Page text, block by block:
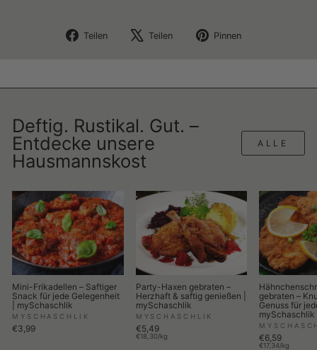
Teilen
Auf
Facebook
Teilen
Auf
Pinnen
Deftig. Rustikal. Gut. –
Entdecke unsere
Hausmannskost
ALLE
Mini-Frikadellen – Saftiger
Snack für jede Gelegenheit
| mySchaschlik
MYSCHASCHLIK
€3,99
Party-Haxen gebraten –
Herzhaft & saftig genießen |
mySchaschlik
MYSCHASCHLIK
€5,49
€18,30/kg
gebraten –
Genuss für
mySchaschlik
€6,59
€17,34/kg